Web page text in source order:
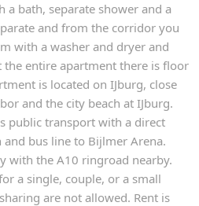
bath, separate shower and a
and from the corridor you
with a washer and dryer and
the entire apartment there is floor
is located on IJburg, close
and the city beach at IJburg.
public transport with a direct
bus line to Bijlmer Arena.
with the A10 ringroad nearby.
a single, couple, or a small
are not allowed. Rent is